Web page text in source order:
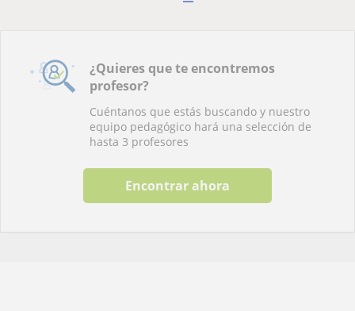
¿Quieres que te encontremos
profesor?
Cuéntanos que estás buscando y nuestro
equipo pedagógico hará una selección de
hasta 3 profesores
Encontrar ahora